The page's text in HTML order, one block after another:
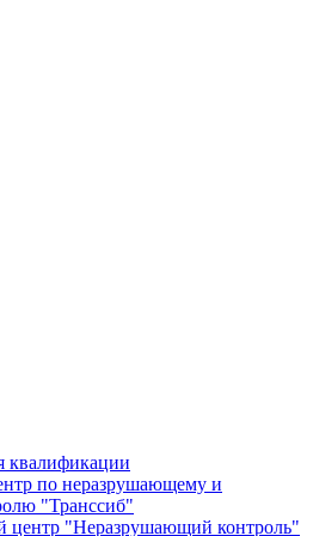
квалификации
по неразрушающему и
"Транссиб"
центр "Неразрушающий контроль"